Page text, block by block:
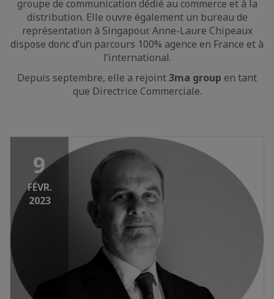
groupe de communication dédié au commerce et à la
distribution. Elle ouvre également un bureau de
représentation à Singapour. Anne-Laure Chipeaux
dispose donc d’un parcours 100% agence en France et à
l’international.
Depuis septembre, elle a rejoint3ma group en tant
que Directrice Commerciale.
9
FÉVR.
2023